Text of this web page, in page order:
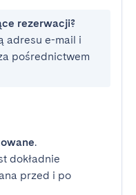
rezerwacji?
adresu e-mail i
pośrednictwem
.
dokładnie
przed i po